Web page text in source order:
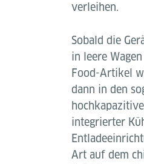
verleihen.
Sobald die
in leere
Food-Artikel
dann in den
integrierter
Art auf dem